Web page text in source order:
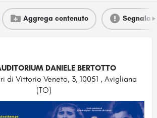
Aggrega contenuto Segnala
DANIELE BERTOTTO
di Vittorio Veneto, 3, 10051 , Avigliana
(TO)